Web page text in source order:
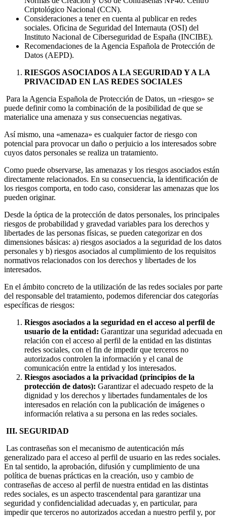
Criptológico Nacional (CCN).
Consideraciones a tener en cuenta al publicar en redes
sociales. Oficina de Seguridad del Internauta (OSI) del
Instituto Nacional de Ciberseguridad de España (INCIBE).
Recomendaciones de la Agencia Española de Protección de
Datos (AEPD).
RIESGOS ASOCIADOS A LA SEGURIDAD Y A LA
PRIVACIDAD EN LAS REDES SOCIALES
Para la Agencia Española de Protección de Datos, un «riesgo» se
puede definir como la combinación de la posibilidad de que se
materialice una amenaza y sus consecuencias negativas.
Así mismo, una «amenaza» es cualquier factor de riesgo con
potencial para provocar un daño o perjuicio a los interesados sobre
cuyos datos personales se realiza un tratamiento.
Como puede observarse, las amenazas y los riesgos asociados están
directamente relacionados. En su consecuencia, la identificación de
los riesgos comporta, en todo caso, considerar las amenazas que los
pueden originar.
Desde la óptica de la protección de datos personales, los principales
riesgos de probabilidad y gravedad variables para los derechos y
libertades de las personas físicas, se pueden categorizar en dos
dimensiones básicas: a) riesgos asociados a la seguridad de los datos
personales y b) riesgos asociados al cumplimiento de los requisitos
normativos relacionados con los derechos y libertades de los
interesados.
En el ámbito concreto de la utilización de las redes sociales por parte
del responsable del tratamiento, podemos diferenciar dos categorías
específicas de riesgos:
Riesgos asociados a la seguridad en el acceso al perfil de
usuario de la entidad: Garantizar una seguridad adecuada en
relación con el acceso al perfil de la entidad en las distintas
redes sociales, con el fin de impedir que terceros no
autorizados controlen la información y el canal de
comunicación entre la entidad y los interesados.
Riesgos asociados a la privacidad (principios de la
protección de datos): Garantizar el adecuado respeto de la
dignidad y los derechos y libertades fundamentales de los
interesados en relación con la publicación de imágenes o
información relativa a su persona en las redes sociales.
III. SEGURIDAD
Las contraseñas son el mecanismo de autenticación más
generalizado para el acceso al perfil de usuario en las redes sociales.
En tal sentido, la aprobación, difusión y cumplimiento de una
política de buenas prácticas en la creación, uso y cambio de
contraseñas de acceso al perfil de nuestra entidad en las distintas
redes sociales, es un aspecto trascendental para garantizar una
seguridad y confidencialidad adecuadas y, en particular, para
impedir que terceros no autorizados accedan a nuestro perfil y, por